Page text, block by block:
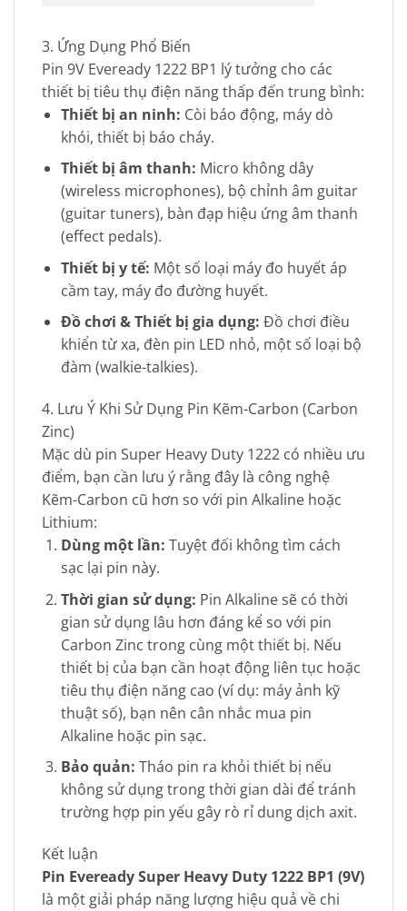
3. Ứng Dụng Phổ Biến
Pin 9V Eveready 1222 BP1 lý tưởng cho các
thiết bị tiêu thụ điện năng thấp đến trung bình:
Thiết bị an ninh: Còi báo động, máy dò
khói, thiết bị báo cháy.
Thiết bị âm thanh: Micro không dây
(wireless microphones), bộ chỉnh âm guitar
(guitar tuners), bàn đạp hiệu ứng âm thanh
(effect pedals).
Thiết bị y tế: Một số loại máy đo huyết áp
cầm tay, máy đo đường huyết.
Đồ chơi & Thiết bị gia dụng: Đồ chơi điều
khiển từ xa, đèn pin LED nhỏ, một số loại bộ
đàm (walkie-talkies).
4. Lưu Ý Khi Sử Dụng Pin Kẽm-Carbon (Carbon
Zinc)
Mặc dù pin Super Heavy Duty 1222 có nhiều ưu
điểm, bạn cần lưu ý rằng đây là công nghệ
Kẽm-Carbon cũ hơn so với pin Alkaline hoặc
Lithium:
Dùng một lần: Tuyệt đối không tìm cách
sạc lại pin này.
Thời gian sử dụng: Pin Alkaline sẽ có thời
gian sử dụng lâu hơn đáng kể so với pin
Carbon Zinc trong cùng một thiết bị. Nếu
thiết bị của bạn cần hoạt động liên tục hoặc
tiêu thụ điện năng cao (ví dụ: máy ảnh kỹ
thuật số), bạn nên cân nhắc mua pin
Alkaline hoặc pin sạc.
Bảo quản: Tháo pin ra khỏi thiết bị nếu
không sử dụng trong thời gian dài để tránh
trường hợp pin yếu gây rò rỉ dung dịch axit.
Kết luận
Pin Eveready Super Heavy Duty 1222 BP1 (9V)
là một giải pháp năng lượng hiệu quả về chi